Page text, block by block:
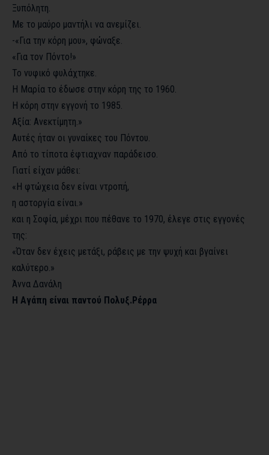
Ξυπόλητη.
Με το μαύρο μαντήλι να ανεμίζει.
-«Για την κόρη μου», φώναξε.
«Για τον Πόντο!»
Το νυφικό φυλάχτηκε.
Η Μαρία το έδωσε στην κόρη της το 1960.
Η κόρη στην εγγονή το 1985.
Αξία: Ανεκτίμητη.»
Αυτές ήταν οι γυναίκες του Πόντου.
Από το τίποτα έφτιαχναν παράδεισο.
Γιατί είχαν μάθει:
«Η φτώχεια δεν είναι ντροπή,
η αστοργία είναι.»
και η Σοφία, μέχρι που πέθανε το 1970, έλεγε στις εγγονές
της:
«Όταν δεν έχεις μετάξι, ράβεις με την ψυχή και βγαίνει
καλύτερο.»
Άννα Δανάλη
Η Αγάπη είναι παντού Πολυξ.Ρέρρα